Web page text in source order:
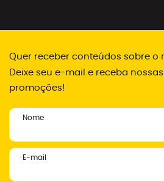
Quer receber conteúdos sobre o
Deixe seu e-mail e receba
promoções!
Nome
E-mail